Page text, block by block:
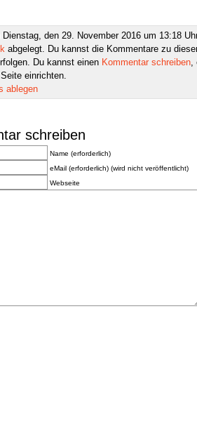
Dienstag, den 29. November 2016 um 13:18
abgelegt. Du kannst die Kommentare zu
Du kannst einen Kommentar schreiben,
einrichten.
ablegen
schreiben
Name (erforderlich)
eMail (erforderlich) (wird nicht veröffentlicht)
Webseite